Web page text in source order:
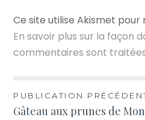
Ce site utilise Akismet pour
En savoir plus sur la façon
commentaires sont
Navigation
de
PUBLICATION
Gâteau aux prunes de